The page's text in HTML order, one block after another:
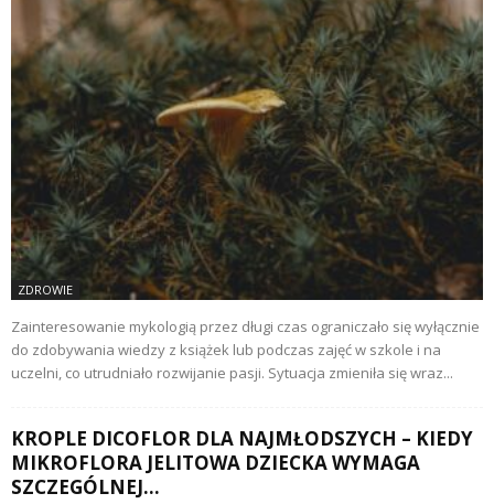
ZDROWIE
Zainteresowanie mykologią przez długi czas ograniczało się wyłącznie
do zdobywania wiedzy z książek lub podczas zajęć w szkole i na
uczelni, co utrudniało rozwijanie pasji. Sytuacja zmieniła się wraz...
KROPLE DICOFLOR DLA NAJMŁODSZYCH – KIEDY
MIKROFLORA JELITOWA DZIECKA WYMAGA
SZCZEGÓLNEJ...